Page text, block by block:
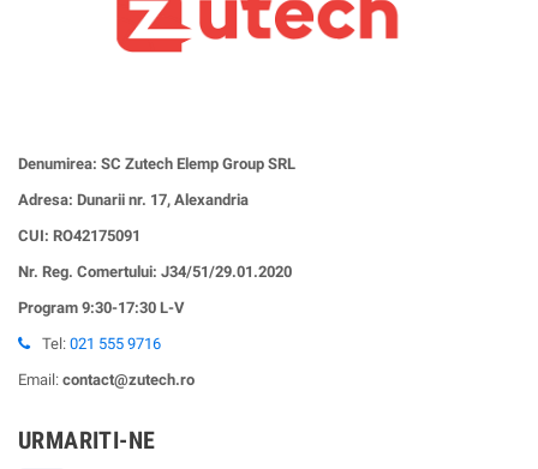
Denumirea: SC Zutech Elemp Group SRL
Adresa: Dunarii nr. 17, Alexandria
CUI: RO42175091
Nr. Reg. Comertului: J34/51/29.01.2020
Program 9:30-17:30 L-V
Tel: 021 555 9716
Email: contact@zutech.ro
URMARITI-NE